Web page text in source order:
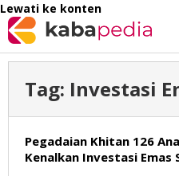
Lewati ke konten
Tag: Investasi
Pegadaian Khitan 126
Kenalkan Investasi Emas